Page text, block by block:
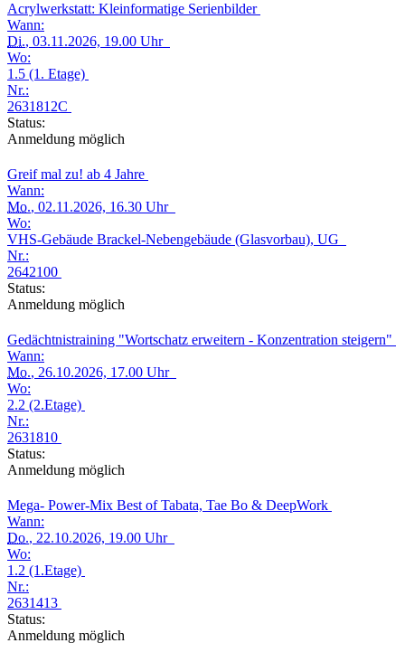
Acrylwerkstatt: Kleinformatige Serienbilder
Wann:
Di., 03.11.2026, 19.00 Uhr
Wo:
1.5 (1. Etage)
Nr.:
2631812C
Status:
Anmeldung möglich
Greif mal zu! ab 4 Jahre
Wann:
Mo., 02.11.2026, 16.30 Uhr
Wo:
VHS-Gebäude Brackel-Nebengebäude (Glasvorbau), UG
Nr.:
2642100
Status:
Anmeldung möglich
Gedächtnistraining "Wortschatz erweitern - Konzentration steigern"
Wann:
Mo., 26.10.2026, 17.00 Uhr
Wo:
2.2 (2.Etage)
Nr.:
2631810
Status:
Anmeldung möglich
Mega- Power-Mix Best of Tabata, Tae Bo & DeepWork
Wann:
Do., 22.10.2026, 19.00 Uhr
Wo:
1.2 (1.Etage)
Nr.:
2631413
Status:
Anmeldung möglich